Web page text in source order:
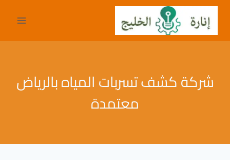
التجاوز
المحتوى
شركة كشف تسربات المياه بالرياض
معتمدة